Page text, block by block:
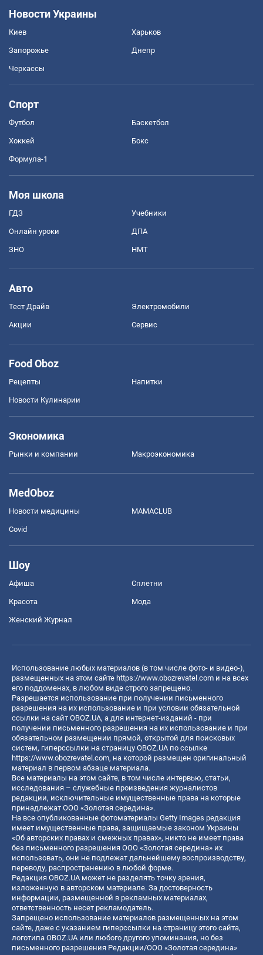
Новости Украины
Киев Харьков
Запорожье Днепр
Черкассы
Спорт
Футбол Баскетбол
Хоккей Бокс
Формула-1
Моя школа
ГДЗ Учебники
Онлайн уроки ДПА
ЗНО НМТ
Авто
Тест Драйв Электромобили
Акции Сервис
Food Oboz
Рецепты Напитки
Новости Кулинарии
Экономика
Рынки и компании Mакроэкономика
MedOboz
Новости медицины MAMACLUB
Covid
Шоу
Афиша Сплетни
Красота Мода
Женский Журнал
Использование любых материалов (в том числе фото- и видео-),
размещенных на этом сайте https://www.obozrevatel.com и на всех
его поддоменах, в любом виде строго запрещено.
Разрешается использование при получении письменного
разрешения на их использование и при условии обязательной
ссылки на сайт OBOZ.UA, а для интернет-изданий - при
получении письменного разрешения на их использование и при
обязательном размещении прямой, открытой для поисковых
систем, гиперссылки на страницу OBOZ.UA по ссылке
https://www.obozrevatel.com, на которой размещен оригинальный
материал в первом абзаце материала.
Все материалы на этом сайте, в том числе интервью, статьи,
исследования – служебные произведения журналистов
редакции, исключительные имущественные права на которые
принадлежат ООО «Золотая середина».
На все опубликованные фотоматериалы Getty Images редакция
имеет имущественные права, защищаемые законом Украины
«Об авторских правах и смежных правах», никто не имеет права
без письменного разрешения ООО «Золотая середина» их
использовать, они не подлежат дальнейшему воспроизводству,
переводу, распространению в любой форме.
Редакция OBOZ.UA может не разделять точку зрения,
изложенную в авторском материале. За достоверность
информации, размещенной в рекламных материалах,
ответственность несет рекламодатель.
Запрещено использование материалов размещенных на этом
сайте, даже с указанием гиперссылки на страницу этого сайта,
логотипа OBOZ.UA или любого другого упоминания, но без
письменного разрешения Редакции/ООО «Золотая середина»